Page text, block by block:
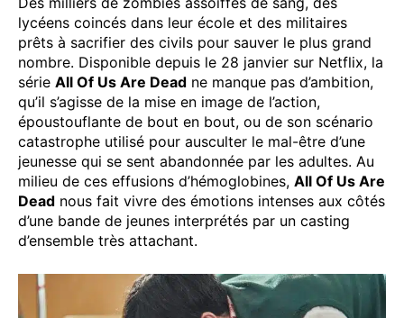
lycéens coincés dans leur école et des militaires
prêts à sacrifier des civils pour sauver le plus grand
nombre. Disponible depuis le 28 janvier sur Netflix, la
série All Of Us Are Dead ne manque pas d’ambition,
qu’il s’agisse de la mise en image de l’action,
époustouflante de bout en bout, ou de son scénario
catastrophe utilisé pour ausculter le mal-être d’une
jeunesse qui se sent abandonnée par les adultes. Au
milieu de ces effusions d’hémoglobines, All Of Us Are
Dead nous fait vivre des émotions intenses aux côtés
d’une bande de jeunes interprétés par un casting
d’ensemble très attachant.